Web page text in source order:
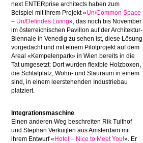
next ENTERprise architects haben zum
Beispiel mit ihrem Projekt «Un/Common Space
– Un/Defindes Living», das noch bis November
im österreichischen Pavillon auf der Architektur-
Biennale in Venedig zu sehen ist, diese Lösung
vorgedacht und mit einem Pilotprojekt auf dem
Areal «Kempelenpark» in Wien bereits in die
Tat umgesetzt: Dort wurden flexible Holzboxen,
die Schlafplatz, Wohn- und Stauraum in einem
sind, in einem leerstehenden Industriebau
platziert.
Integrationsmaschine
Einen anderen Weg beschreiten Rik Tuithof
und Stephan Verkuijlen aus Amsterdam mit
ihrem Entwurf « Hotel – Nice to Meet You!». Er